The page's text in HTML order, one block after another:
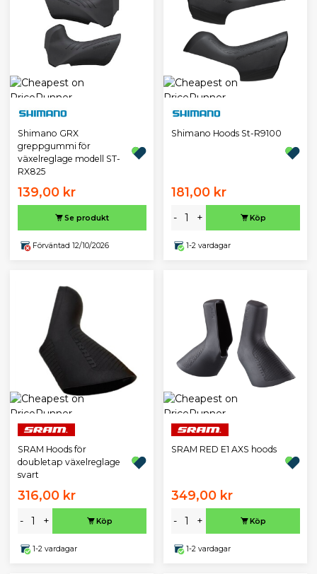
Shimano GRX
greppgummi för
växelreglage modell ST-
RX825
139,00 kr
Se produkt
Förväntad 12/10/2026
Shimano Hoods St-R9100
181,00 kr
- + Köp
1-2 vardagar
SRAM Hoods för
doubletap växelreglage
svart
316,00 kr
- + Köp
1-2 vardagar
SRAM RED E1 AXS hoods
349,00 kr
- + Köp
1-2 vardagar